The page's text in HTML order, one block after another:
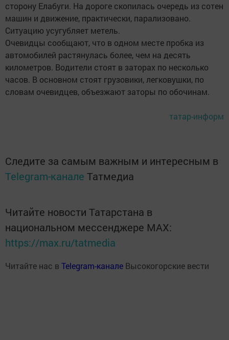
сторону Елабуги. На дороге скопилась очередь из сотен
машин и движение, практически, парализовано.
Ситуацию усугубляет метель.
Очевидцы сообщают, что в одном месте пробка из
автомобилей растянулась более, чем на десять
километров. Водители стоят в заторах по несколько
часов. В основном стоят грузовики, легковушки, по
словам очевидцев, объезжают заторы по обочинам.
татар-информ
Следите за самым важным и интересным в
Telegram-канале Татмедиа
Читайте новости Татарстана в
национальном мессенджере MАХ:
https://max.ru/tatmedia
Читайте нас в Telegram-канале Высокогорские вести